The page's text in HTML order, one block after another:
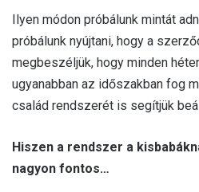
Ilyen módon próbálunk mintát
próbálunk nyújtani, hogy a
megbeszéljük, hogy minden
ugyanabban az időszakban fog
család rendszerét is segítjük
Hiszen a rendszer a
nagyon fontos…